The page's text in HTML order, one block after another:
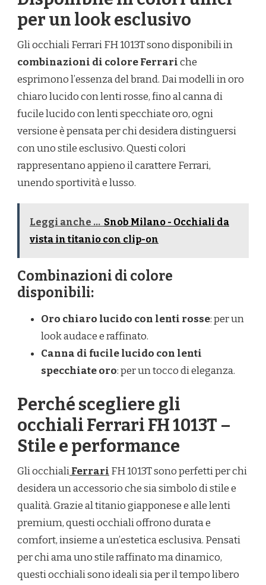
per un look esclusivo
Gli occhiali Ferrari FH 1013T sono disponibili in
combinazioni di colore Ferrariche
esprimono l’essenza del brand. Dai modelli in oro
chiaro lucido con lenti rosse, fino al canna di
fucile lucido con lenti specchiate oro, ogni
versione è pensata per chi desidera distinguersi
con uno stile esclusivo. Questi colori
rappresentano appieno il carattere Ferrari,
unendo sportività e lusso.
Leggi anche ... Snob Milano - Occhiali da
vista in titanio con clip-on
Combinazioni di colore
disponibili:
Oro chiaro lucido con lenti rosse: per un
look audace e raffinato.
Canna di fucile lucido con lenti
specchiate oro: per un tocco di eleganza.
Perché scegliere gli
occhiali Ferrari FH 1013T –
Stile e performance
Gli occhialiFerrari FH 1013T sono perfetti per chi
desidera un accessorio che sia simbolo di stile e
qualità. Grazie al titanio giapponese e alle lenti
premium, questi occhiali offrono durata e
comfort, insieme a un’estetica esclusiva. Pensati
per chi ama uno stile raffinato ma dinamico,
questi occhiali sono ideali sia per il tempo libero